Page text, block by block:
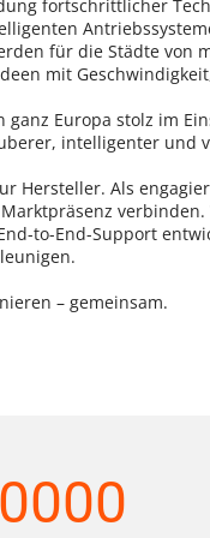
fortschrittlicher
für die Städte von
mit
Europa stolz im
intelligenter und
Hersteller. Als
to-End-Support
– gemeinsam.